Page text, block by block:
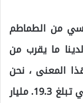
من الطماطم
ما يقرب من
المعنى ، نحن
في المركز الأول في تركيا بقيمة إنتاج نباتي تبلغ 19.3. مليار